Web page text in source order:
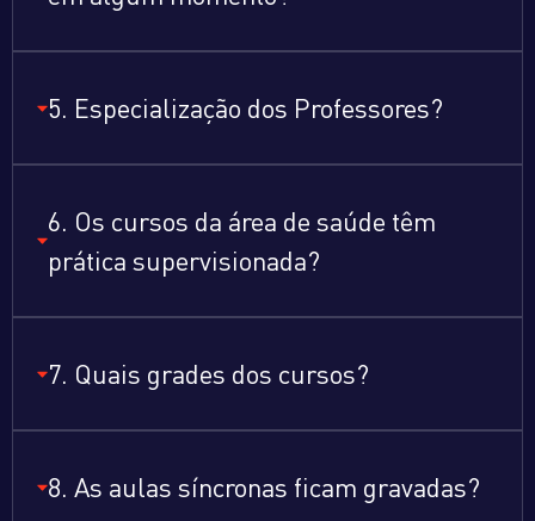
5. Especialização dos Professores?
6. Os cursos da área de saúde têm
prática supervisionada?
7. Quais grades dos cursos?
8. As aulas síncronas ficam gravadas?